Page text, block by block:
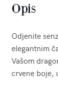
Opis
Odjenite
elegantnim
Vašom
crvene boje,